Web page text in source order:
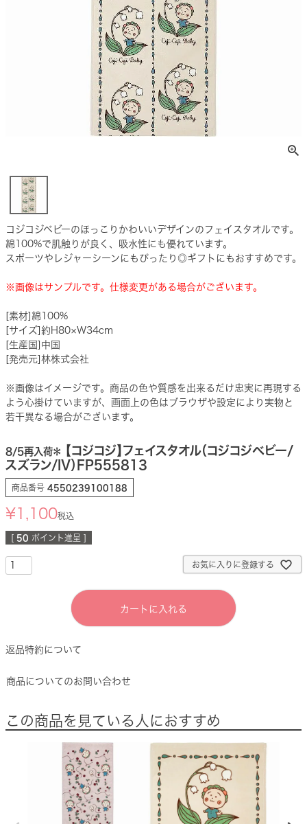
コジコジベビーのほっこりかわいいデザインのフェイスタオルです。
綿100%で肌触りが良く、吸水性にも優れています。
スポーツやレジャーシーンにもぴったり◎ギフトにもおすすめです。
※画像はサンプルです。仕様変更がある場合がございます。
[素材]綿100%
[サイズ]約H80×W34cm
[生産国]中国
[発売元]林株式会社
※画像はイメージです。商品の色や質感を出来るだけ忠実に再現する
よう心掛けていますが、画面上の色はブラウザや設定により実物と
若干異なる場合がございます。
8/5再入荷＊
【コジコジ】フェイスタオル（コジコジベビー/
スズラン/IV）FP555813
商品番号 4550239100188
¥1,100税込
50 ポイント進呈 ]
お気に入りに登録する
カートに入れる
返品特約について
商品についてのお問い合わせ
この商品を見ている人におすすめ